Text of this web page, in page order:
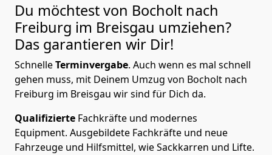
Du möchtest von Bocholt nach
Freiburg im Breisgau umziehen?
Das garantieren wir Dir!
SchnelleTerminvergabe. Auch wenn es mal schnell
gehen muss, mit Deinem Umzug von Bocholt nach
Freiburg im Breisgau wir sind für Dich da.
Qualifizierte Fachkräfte und modernes
Equipment. Ausgebildete Fachkräfte und neue
Fahrzeuge und Hilfsmittel, wie Sackkarren und Lifte.